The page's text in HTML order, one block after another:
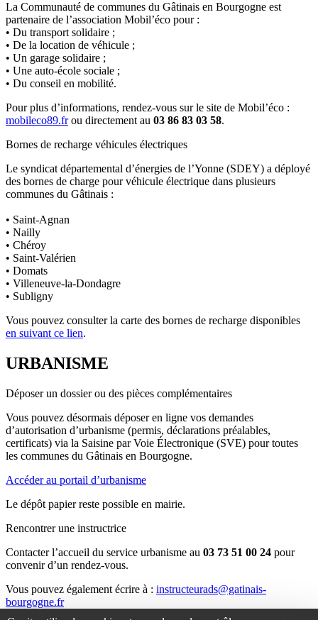
La Communauté de communes du Gâtinais en Bourgogne est
partenaire de l’association Mobil’éco pour :
• Du transport solidaire ;
• De la location de véhicule ;
• Un garage solidaire ;
• Une auto-école sociale ;
• Du conseil en mobilité.
Pour plus d’informations, rendez-vous sur le site de Mobil’éco :
mobileco89.frou directement au 03 86 83 03 58.
Bornes de recharge véhicules électriques
Le syndicat départemental d’énergies de l’Yonne (SDEY) a déployé
des bornes de charge pour véhicule électrique dans plusieurs
communes du Gâtinais :
• Saint-Agnan
• Nailly
• Chéroy
• Saint-Valérien
• Domats
• Villeneuve-la-Dondagre
• Subligny
Vous pouvez consulter la carte des bornes de recharge disponibles
en suivant ce lien.
URBANISME
Déposer un dossier ou des pièces complémentaires
Vous pouvez désormais déposer en ligne vos demandes
d’autorisation d’urbanisme (permis, déclarations préalables,
certificats) via la Saisine par Voie Électronique (SVE) pour toutes
les communes du Gâtinais en Bourgogne.
Accéder au portail d’urbanisme
Le dépôt papier reste possible en mairie.
Rencontrer une instructrice
Contacter l’accueil du service urbanisme au 03 73 51 00 24 pour
convenir d’un rendez-vous.
Vous pouvez également écrire à : instructeurads@gatinais-
bourgogne.fr